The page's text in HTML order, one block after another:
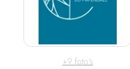
+9 foto's